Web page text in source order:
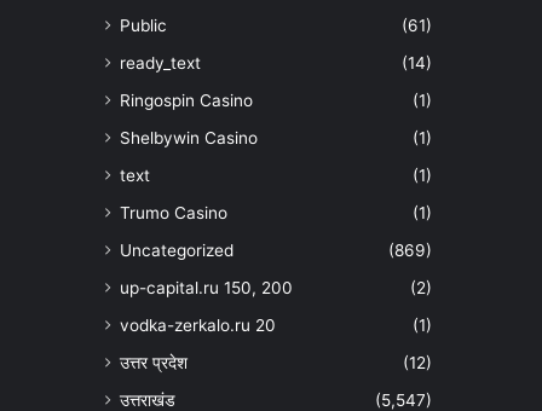
Public
(61)
ready_text
(14)
Ringospin Casino
(1)
Shelbywin Casino
(1)
text
(1)
Trumo Casino
(1)
Uncategorized
(869)
up-capital.ru 150, 200
(2)
vodka-zerkalo.ru 20
(1)
उत्तर प्रदेश
(12)
उत्तराखंड
(5,547)